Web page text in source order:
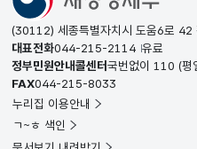
(30112) 세종특별자치시 도움6로 42
대표전화044-215-2114 유료
정부민원안내콜센터국번없이 110 (평
FAX044-215-8033
누리집 이용안내
ㄱ~ㅎ 색인